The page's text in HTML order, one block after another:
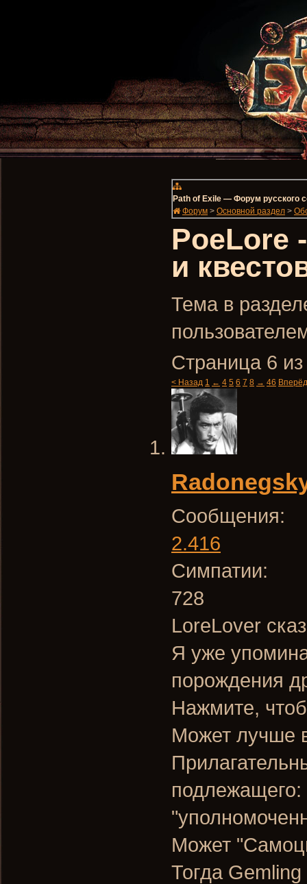
Path of Exile — Форум русского
Форум > Основной раздел >
PoeLore
и
Тема в
Страница 6
< Назад 1 ← 4 5 6 7 8 → 46
Сообщения:
2.416
Симпатии:
728
LoreLover
Я уже
порождения
Нажмите,
Может лучше
Может
Тогда